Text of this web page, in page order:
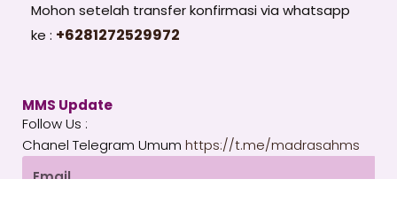
Mohon setelah transfer konfirmasi via whatsapp
ke : +6281272529972
MMS Update
Follow Us :
Chanel Telegram Umum https://t.me/madrasahms
Email